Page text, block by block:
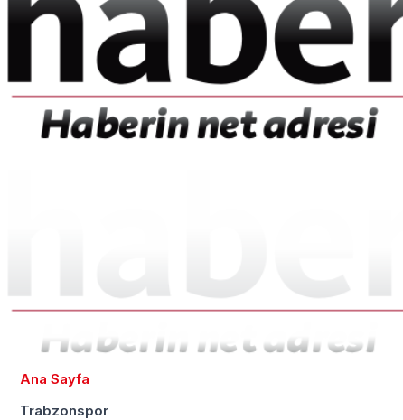
Ana Sayfa
Trabzonspor